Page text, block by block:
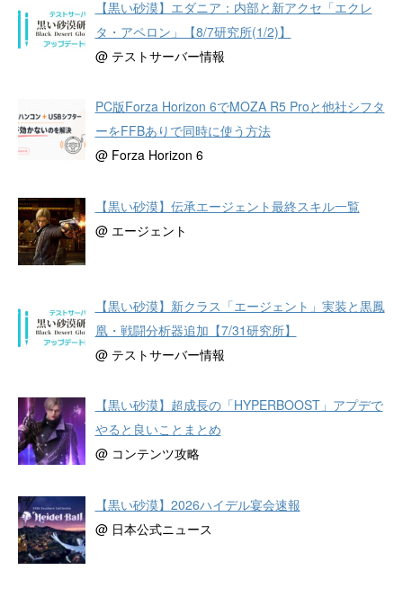
【黒い砂漠】エダニア：内部と新アクセ「エクレ
タ・アペロン」【8/7研究所(1/2)】
@ テストサーバー情報
PC版Forza Horizon 6でMOZA R5 Proと他社シフタ
ーをFFBありで同時に使う方法
@ Forza Horizon 6
【黒い砂漠】伝承エージェント最終スキル一覧
@ エージェント
【黒い砂漠】新クラス「エージェント」実装と黒鳳
凰・戦闘分析器追加【7/31研究所】
@ テストサーバー情報
【黒い砂漠】超成長の「HYPERBOOST」アプデで
やると良いことまとめ
@ コンテンツ攻略
【黒い砂漠】2026ハイデル宴会速報
@ 日本公式ニュース